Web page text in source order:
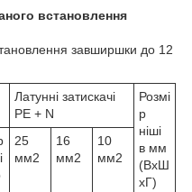
встановлення
завширшки до 12
Латунні затискачі
PE + N
Розмі
р
ніші
в мм
(ВхШ
хГ)
25
мм2
16
мм2
10
мм2